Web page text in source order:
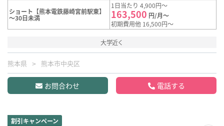
ショート【熊本電鉄藤崎宮前駅東】
～30日未満
1日当たり 4,900円～
163,500 円/月～
初期費用他 16,500円～
大学近く
熊本県 熊本市中央区
お問合わせ 電話する
割引キャンペーン